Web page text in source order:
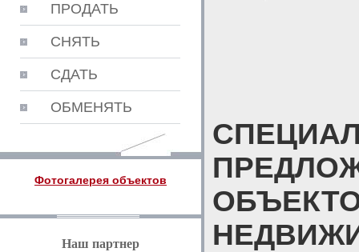
ПРОДАТЬ
СНЯТЬ
СДАТЬ
ОБМЕНЯТЬ
Фотогалерея объектов
Наш партнер